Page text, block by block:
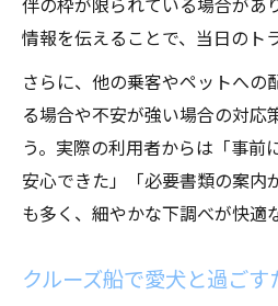
ペット同伴クルーズ
遣い
トラブル回避のため
ント
安心のペット同伴遊覧
ワンちゃんと一緒の遊覧
情報を伝えることで、当日のト
さらに、他の乗客やペットへの
る場合や不安が強い場合の対応
う。実際の利用者からは「事前
安心できた」「必要書類の案内
も多く、細やかな下調べが快適
クルーズ船で愛犬と過ご